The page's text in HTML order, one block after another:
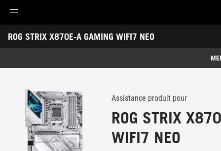
Accessibility links
Aller au contenu
Accessibilité
Aller au Menu
ASUS Footer
ROG STRIX X870E-A GAMING WIFI7 NEO
-
Caractéristiques
Caractéristiques techniques
Récompenses
Galerie
Assistance produit pour
ROG STRIX
WIFI7 NEO